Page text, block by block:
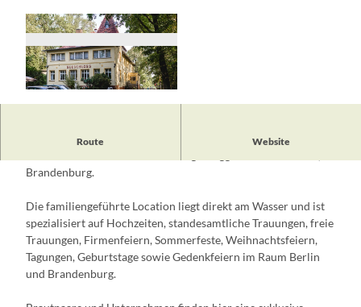
Route Website
Hotel Seeschloss am Bötzsee ist eine Hochzeitslocation und
Brandenburg.
Die familiengeführte Location liegt direkt am Wasser und ist
spezialisiert auf Hochzeiten, standesamtliche Trauungen, freie
Trauungen, Firmenfeiern, Sommerfeste, Weihnachtsfeiern,
Tagungen, Geburtstage sowie Gedenkfeiern im Raum Berlin
und Brandenburg.